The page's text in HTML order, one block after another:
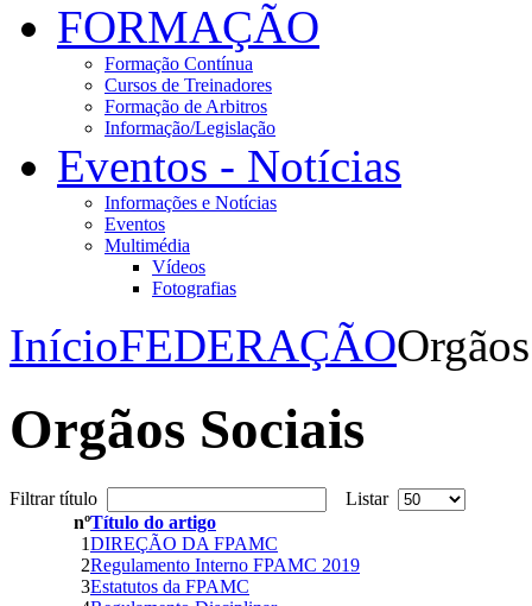
FORMAÇÃO
Formação Contínua
Cursos de Treinadores
Formação de Arbitros
Informação/Legislação
Eventos - Notícias
Informações e Notícias
Eventos
Multimédia
Vídeos
Fotografias
InícioFEDERAÇÃO
Orgãos Sociais
Filtrar título
Listar
nºTítulo do artigo
1DIREÇÃO DA FPAMC
2Regulamento Interno FPAMC 2019
3Estatutos da FPAMC